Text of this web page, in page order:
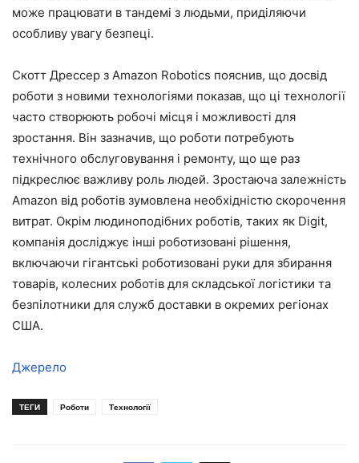
може працювати в тандемі з людьми, приділяючи
особливу увагу безпеці.
Скотт Дрессер з Amazon Robotics пояснив, що досвід
роботи з новими технологіями показав, що ці технології
часто створюють робочі місця і можливості для
зростання. Він зазначив, що роботи потребують
технічного обслуговування і ремонту, що ще раз
підкреслює важливу роль людей. Зростаюча залежність
Amazon від роботів зумовлена необхідністю скорочення
витрат. Окрім людиноподібних роботів, таких як Digit,
компанія досліджує інші роботизовані рішення,
включаючи гігантські роботизовані руки для збирання
товарів, колесних роботів для складської логістики та
безпілотники для служб доставки в окремих регіонах
США.
Джерело
ТЕГИ Роботи Технології